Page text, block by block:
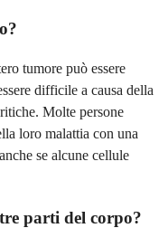
tumore può essere
difficile a causa della
Molte persone
loro malattia con una
se alcune cellule
parti del corpo?